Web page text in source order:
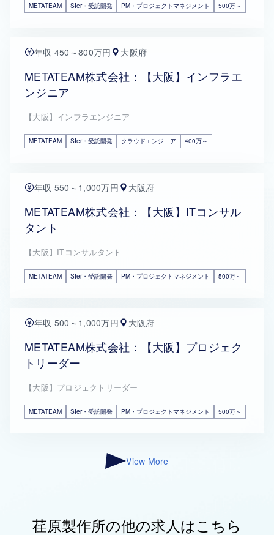
METATEAM SIer・受託開発 PM・プロジェクトマネジメント 500万～
年収 450～800万円 大阪府
METATEAM株式会社：【大阪】インフラエ
ンジニア
【大阪】インフラエンジニア
METATEAM SIer・受託開発 クラウドエンジニア 400万～
年収 550～1,000万円 大阪府
METATEAM株式会社：【大阪】ITコンサル
タント
【大阪】ITコンサルタント
METATEAM SIer・受託開発 PM・プロジェクトマネジメント 500万～
年収 500～1,000万円 大阪府
METATEAM株式会社：【大阪】プロジェク
トリーダー
【大阪】プロジェクトリーダー
METATEAM SIer・受託開発 PM・プロジェクトマネジメント 500万～
View More
荏原製作所の他の求人はこちら